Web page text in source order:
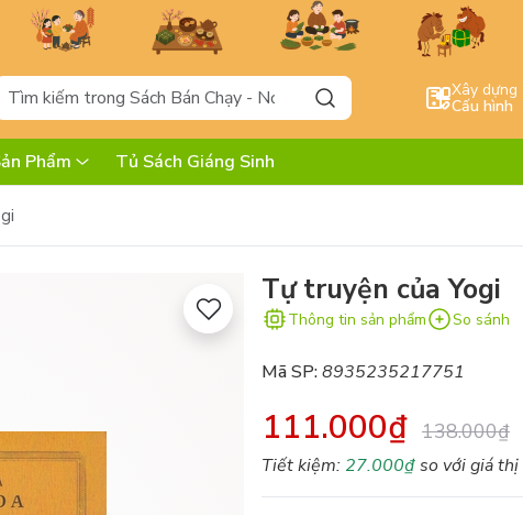
Xây dựng
Cấu hình
Phẩm Tủ Sách Giáng Sinh
Tự truyện của Yogi
Thông tin sản phẩm So sánh
Mã SP:8935235217751
111.000₫ 138.000₫
Tiết kiệm: 27.000₫so với giá